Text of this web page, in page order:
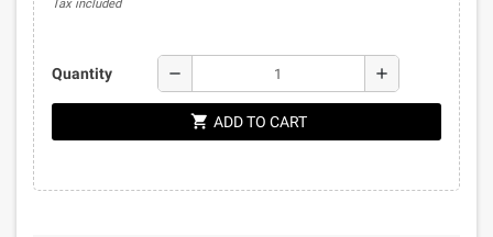
Tax included
Quantity remove add
shopping_cart ADD TO CART